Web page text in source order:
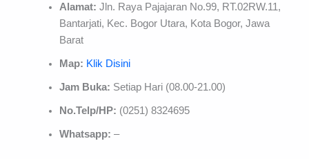
Alamat: Jln. Raya Pajajaran No.99, RT.02RW.11,
Bantarjati, Kec. Bogor Utara, Kota Bogor, Jawa
Barat
Map: Klik Disini
Jam Buka: Setiap Hari (08.00-21.00)
No.Telp/HP: (0251) 8324695
Whatsapp:–